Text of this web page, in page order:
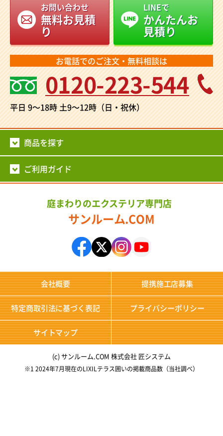
お問い合わせ
無料お見積
り
LINEで
かんたんお
見積り
お電話でのご注文・無料相談は
0120-223-544
平日 9～18時土9～12時（日・祝休）
商品を探す
ご利用ガイド
庭まわりのエクステリア専門店
サンルーム.COM
会社概要 提携施工店募集
特定商取引法に基づく表記 プライバシーポリシー
サイトマップ
(c) サンルーム.COM 株式会社 匠システム
※1 2024年7月現在のLIXILテラス囲いの掲載商品数（当社調べ）